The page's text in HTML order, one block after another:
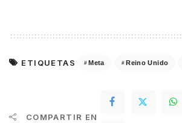
ETIQUETAS Meta Reino Unido
COMPARTIR EN